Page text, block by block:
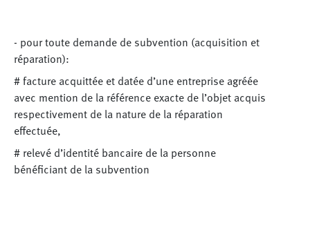
- pour toute demande de subvention (acquisition et
réparation):
# facture acquittée et datée d’une entreprise agréée
avec mention de la référence exacte de l’objet acquis
respectivement de la nature de la réparation
effectuée,
# relevé d’identité bancaire de la personne
bénéficiant de la subvention